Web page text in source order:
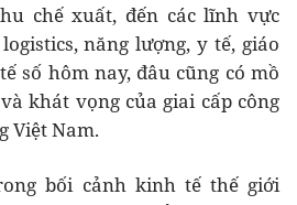
chế xuất, đến các lĩnh vực
năng lượng, y tế, giáo
số hôm nay, đâu cũng có mồ
khát vọng của giai cấp công
Việt Nam.
bối cảnh kinh tế thế giới